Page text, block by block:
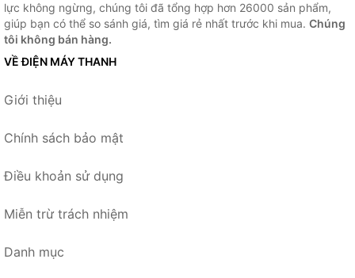
lực không ngừng, chúng tôi đã tổng hợp hơn 26000 sản phẩm,
giúp bạn có thể so sánh giá, tìm giá rẻ nhất trước khi mua. Chúng
tôi không bán hàng.
VỀ ĐIỆN MÁY THANH
Giới thiệu
Chính sách bảo mật
Điều khoản sử dụng
Miễn trừ trách nhiệm
Danh mục